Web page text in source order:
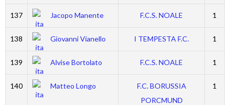
137 Jacopo Manente F.C.S. NOALE 1
138 Giovanni Vianello I TEMPESTA F.C. 1
139 Alvise Bortolato F.C.S. NOALE 1
140 Matteo Longo
F.C. BORUSSIA
PORCMUND
1